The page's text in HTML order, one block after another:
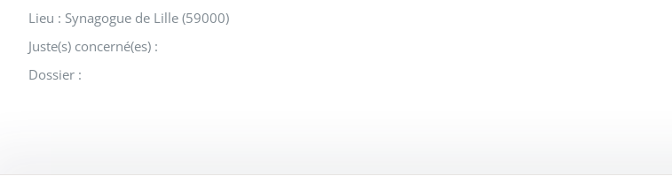
Lieu : Synagogue de Lille (59000)
Juste(s) concerné(es) :
Dossier :